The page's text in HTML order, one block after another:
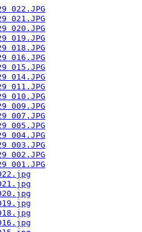
022.JPG
021.JPG
020.JPG
019.JPG
018.JPG
016.JPG
015.JPG
014.JPG
011.JPG
010.JPG
009.JPG
007.JPG
005.JPG
004.JPG
003.JPG
002.JPG
001.JPG